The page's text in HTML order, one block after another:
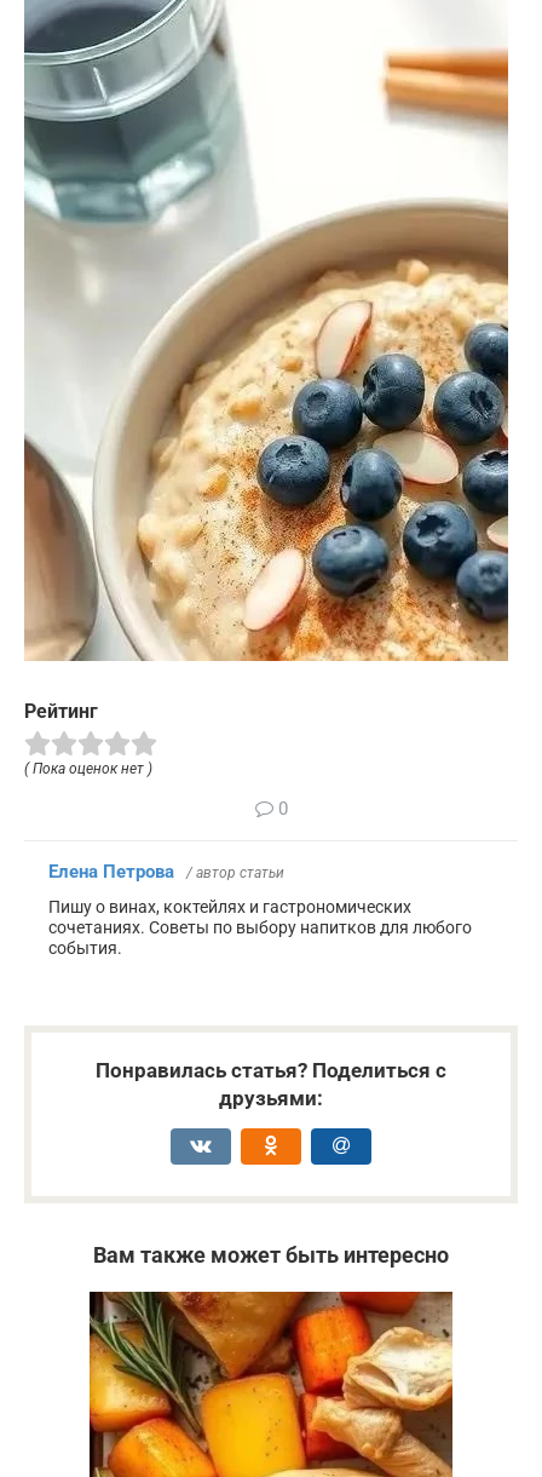
Рейтинг
( Пока оценок нет )
0
Елена Петрова / автор статьи
Пишу о винах, коктейлях и гастрономических
сочетаниях. Советы по выбору напитков для любого
события.
Понравилась статья? Поделиться с
друзьями:
Вам также может быть интересно